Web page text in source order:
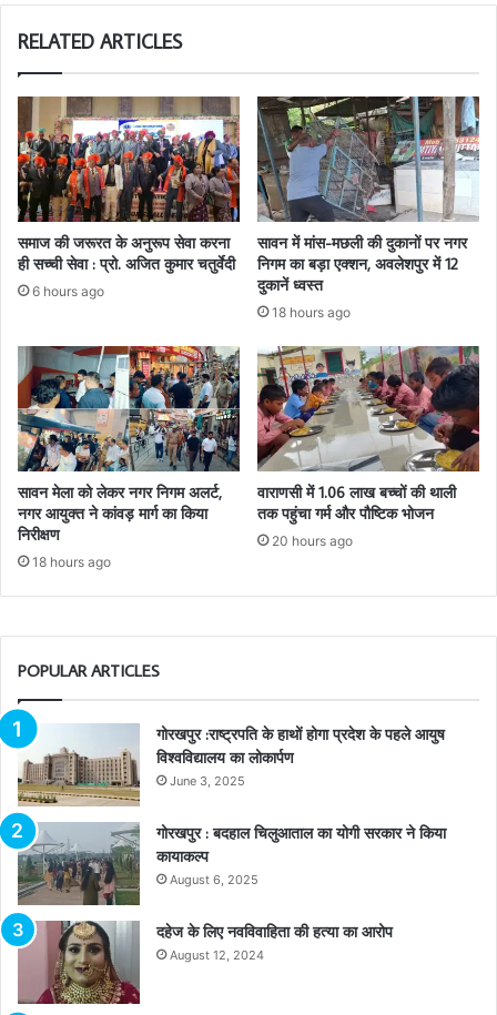
RELATED ARTICLES
समाज की जरूरत के अनुरूप सेवा करना
ही सच्ची सेवा : प्रो. अजित कुमार चतुर्वेदी
6 hours ago
सावन में मांस-मछली की दुकानों पर नगर
निगम का बड़ा एक्शन, अवलेशपुर में 12
दुकानें ध्वस्त
18 hours ago
सावन मेला को लेकर नगर निगम अलर्ट,
नगर आयुक्त ने कांवड़ मार्ग का किया
निरीक्षण
18 hours ago
वाराणसी में 1.06 लाख बच्चों की थाली
तक पहुंचा गर्म और पौष्टिक भोजन
20 hours ago
POPULAR ARTICLES
गोरखपुर :राष्ट्रपति के हाथों होगा प्रदेश के पहले आयुष
विश्वविद्यालय का लोकार्पण
June 3, 2025
गोरखपुर : बदहाल चिलुआताल का योगी सरकार ने किया
कायाकल्प
August 6, 2025
दहेज के लिए नवविवाहिता की हत्या का आरोप
August 12, 2024